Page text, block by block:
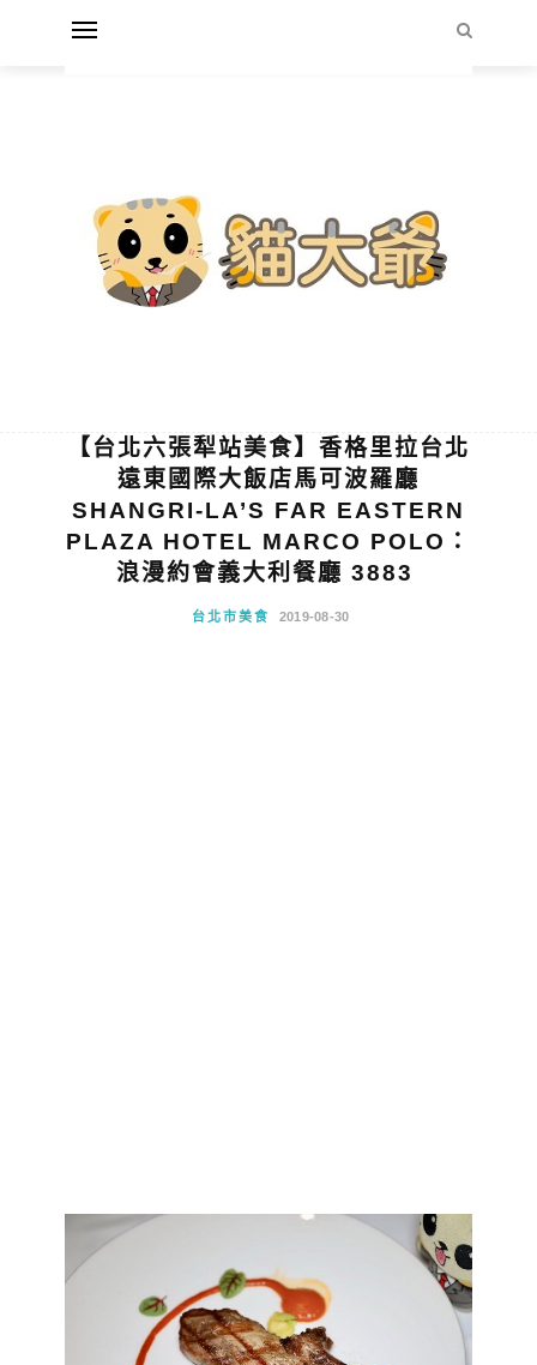
【台北六張犁站美食】香格里拉台北
遠東國際大飯店馬可波羅廳
SHANGRI-LA’S FAR EASTERN
PLAZA HOTEL MARCO POLO：
浪漫約會義大利餐廳 3883
台北市美食 2019-08-30